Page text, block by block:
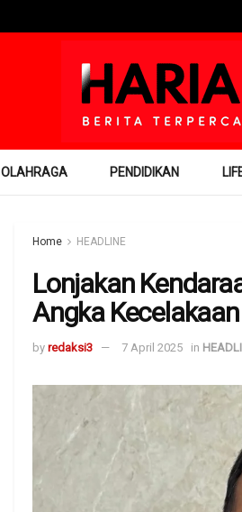
OLAHRAGA PENDIDIKAN
Home HEADLINE
Lonjakan
Angka
by redaksi3 7 April 2025 in